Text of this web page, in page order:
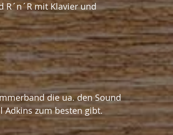
R´n´R mit Klavier und
die ua. den Sound
Adkins zum besten gibt.